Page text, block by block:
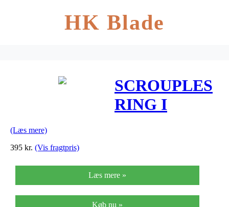
HK Blade
SCROUPLES
RING I
MED
ZIRKONIA
718422
(Læs mere)
395 kr. (Vis fragtpris)
Læs mere »
Køb nu »